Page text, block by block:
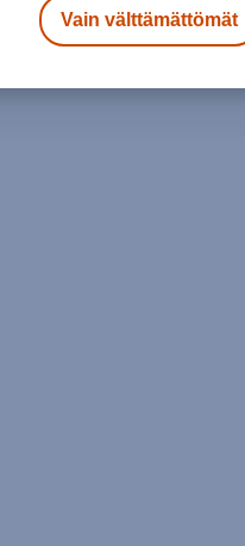
Vain välttämättömät